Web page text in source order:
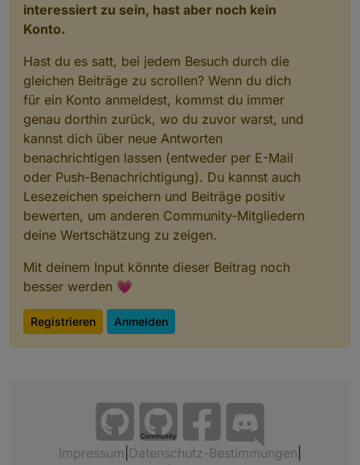
Bescheid sagen. Ich kann mit Sicherheit noch Plätze
nachbuchen.
@ Nordischerjung
@Shadowhunter23
An alle Anderen... ich hoffe, dass passt alles so.
Es kann natürlich immer was dazwischen kommen,
da wäre es nett, weils auf meinen Namen läuft,
dass ihr rechtzeitig Bescheid sagt.
Ich möchte auch beim ersten Treffen keine
Präsentation oder Vorträge machen oder sehen, ich
möchte, dass wir uns kennenlernen und einfach
erstmal uns nett austauschen.
interessiert zu sein, hast aber noch kein
Konto.
Hast du es satt, bei jedem Besuch durch die
gleichen Beiträge zu scrollen? Wenn du dich
für ein Konto anmeldest, kommst du immer
genau dorthin zurück, wo du zuvor warst, und
kannst dich über neue Antworten
benachrichtigen lassen (entweder per E-Mail
oder Push-Benachrichtigung). Du kannst auch
Lesezeichen speichern und Beiträge positiv
bewerten, um anderen Community-Mitgliedern
deine Wertschätzung zu zeigen.
Mit deinem Input könnte dieser Beitrag noch
besser werden 💗
Registrieren Anmelden
Community
Impressum Datenschutz-Bestimmungen